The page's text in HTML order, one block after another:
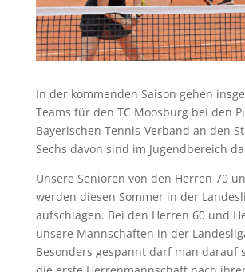
In der kommenden Saison gehen
Teams für den TC Moosburg bei den
Bayerischen Tennis-Verband an den
Sechs davon sind im Jugendbereich
Unsere Senioren von den Herren 70
werden diesen Sommer in der
aufschlagen. Bei den Herren 60 und
unsere Mannschaften in der
Besonders gespannt darf man darauf